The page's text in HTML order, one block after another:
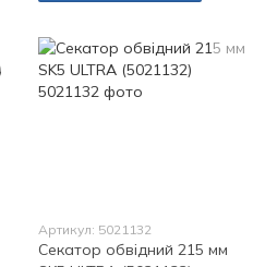
Артикул: 5021132
Секатор обвідний 215 мм